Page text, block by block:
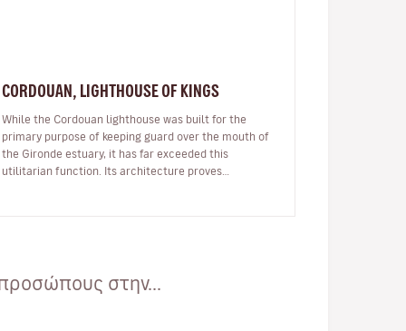
CORDOUAN, LIGHTHOUSE OF KINGS
While the Cordouan lighthouse was built for the
primary purpose of keeping guard over the mouth of
the Gironde estuary, it has far exceeded this
utilitarian function. Its architecture proves
στην...